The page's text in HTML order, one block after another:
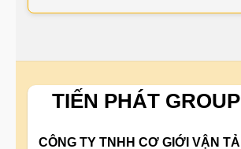
TIẾN PHÁT
CÔNG TY TNHH CƠ GIỚI VẬN